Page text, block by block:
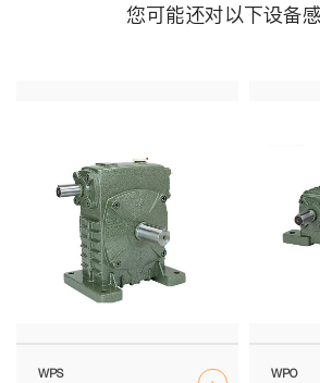
您可能还对以下设备
WPS WPO